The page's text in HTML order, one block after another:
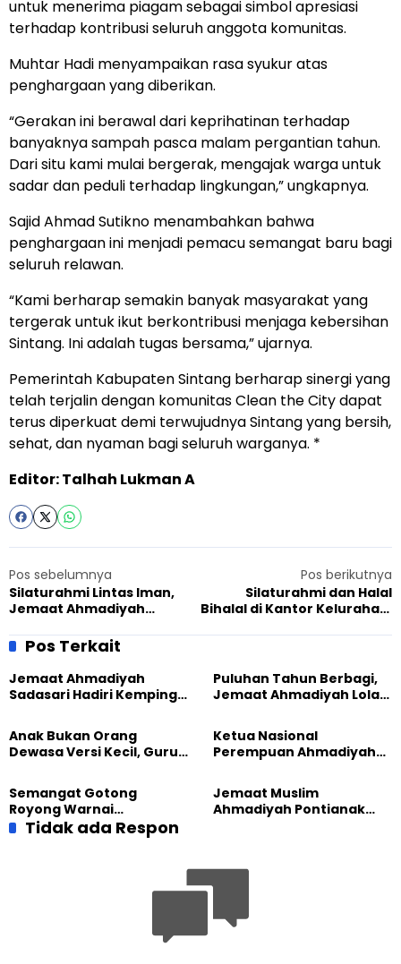
untuk menerima piagam sebagai simbol apresiasi
terhadap kontribusi seluruh anggota komunitas.
Muhtar Hadi menyampaikan rasa syukur atas
penghargaan yang diberikan.
“Gerakan ini berawal dari keprihatinan terhadap
banyaknya sampah pasca malam pergantian tahun.
Dari situ kami mulai bergerak, mengajak warga untuk
sadar dan peduli terhadap lingkungan,” ungkapnya.
Sajid Ahmad Sutikno menambahkan bahwa
penghargaan ini menjadi pemacu semangat baru bagi
seluruh relawan.
“Kami berharap semakin banyak masyarakat yang
tergerak untuk ikut berkontribusi menjaga kebersihan
Sintang. Ini adalah tugas bersama,” ujarnya.
Pemerintah Kabupaten Sintang berharap sinergi yang
telah terjalin dengan komunitas Clean the City dapat
terus diperkuat demi terwujudnya Sintang yang bersih,
sehat, dan nyaman bagi seluruh warganya. *
Editor: Talhah Lukman A
Pos sebelumnya
Silaturahmi Lintas Iman,
Jemaat Ahmadiyah
Tingkatkan Kerukunan
Pos berikutnya
Silaturahmi dan Halal
Bihalal di Kantor Kelurahan,
Perkenalkan Mubaligh Baru
Pos Terkait
Jemaat Ahmadiyah
Sadasari Hadiri Kemping
Puluhan Tahun Berbagi,
Jemaat Ahmadiyah Lolak
Sembako kepada Warga
Anak Bukan Orang
Dewasa Versi Kecil, Guru
Ketua Nasional
Perempuan Ahmadiyah
Besar Universitas
Terbuka
Semangat Gotong
Royong Warnai
Pembangunan Kembali
Jemaat Muslim
Ahmadiyah Pontianak
Tidak ada Respon